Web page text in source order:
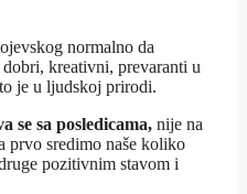
normalno da
kreativni, prevaranti u
je u ljudskoj prirodi.
se sa posledicama, nije na
prvo sredimo naše koliko
pozitivnim stavom i